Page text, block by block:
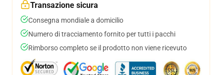
Transazione sicura
Consegna mondiale a domicilio
Numero di tracciamento fornito per tutti i pacchi
Rimborso completo se il prodotto non viene ricevuto